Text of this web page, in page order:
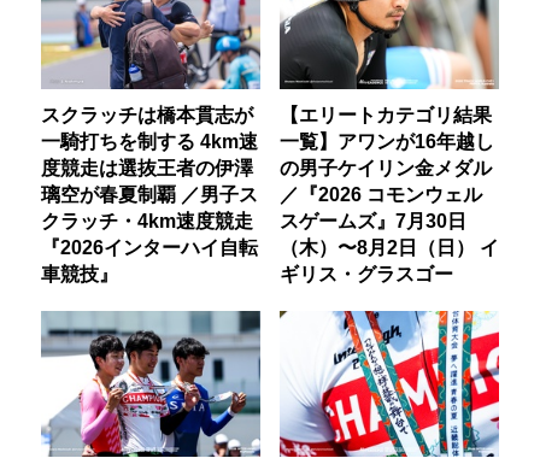
スクラッチは橋本貫志が
一騎打ちを制する 4km速
度競走は選抜王者の伊澤
璃空が春夏制覇 ／男子ス
クラッチ・4km速度競走
『2026インターハイ自転
車競技』
【エリートカテゴリ結果
一覧】アワンが16年越し
の男子ケイリン金メダル
／『2026 コモンウェル
スゲームズ』7月30日
（木）〜8月2日（日） イ
ギリス・グラスゴー